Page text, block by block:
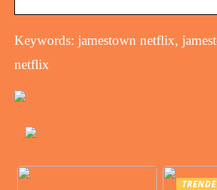
Keywords: jamestown netflix,
netflix